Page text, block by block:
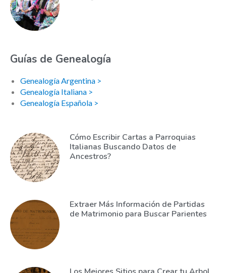
Guías de Genealogía
Genealogía Argentina >
Genealogía Italiana >
Genealogía Española >
Cómo Escribir Cartas a Parroquias
Italianas Buscando Datos de
Ancestros?
Extraer Más Información de Partidas
de Matrimonio para Buscar Parientes